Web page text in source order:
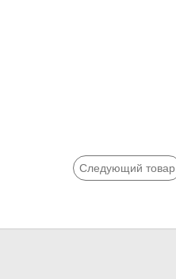
Следующий товар